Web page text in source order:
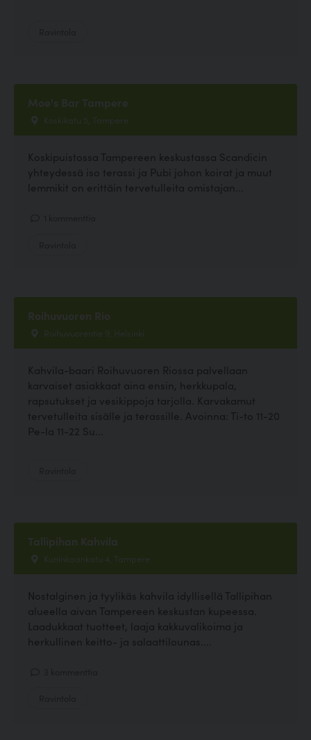
Moe's Bar Tampere
Koskikatu 5, Tampere
Koskipuistossa Tampereen keskustassa Scandicin
yhteydessä iso terassi ja Pubi johon koirat ja muut
lemmikit on erittäin tervetulleita omistajan...
Roihuvuoren Rio
Roihuvuorentie 9, Helsinki
Kahvila-baari Roihuvuoren Riossa palvellaan
karvaiset asiakkaat aina ensin, herkkupala,
rapsutukset ja vesikippoja tarjolla. Karvakamut
tervetulleita sisälle ja terassille. Avoinna: Ti-to 11-20
Pe-la 11-22 Su...
Tallipihan Kahvila
Kuninkaankatu 4, Tampere
Nostalginen ja tyylikäs kahvila idyllisellä Tallipihan
alueella aivan Tampereen keskustan kupeessa.
Laadukkaat tuotteet, laaja kakkuvalikoima ja
herkullinen keitto- ja salaattilounas....